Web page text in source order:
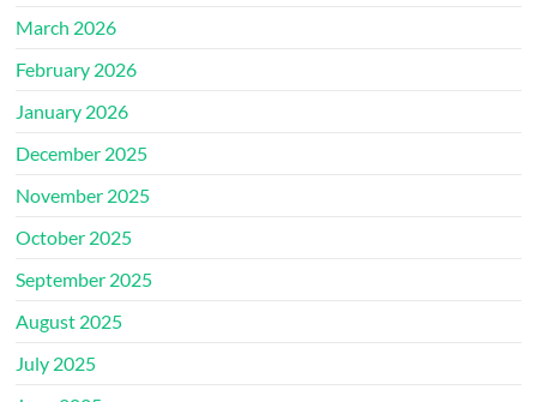
March 2026
February 2026
January 2026
December 2025
November 2025
October 2025
September 2025
August 2025
July 2025